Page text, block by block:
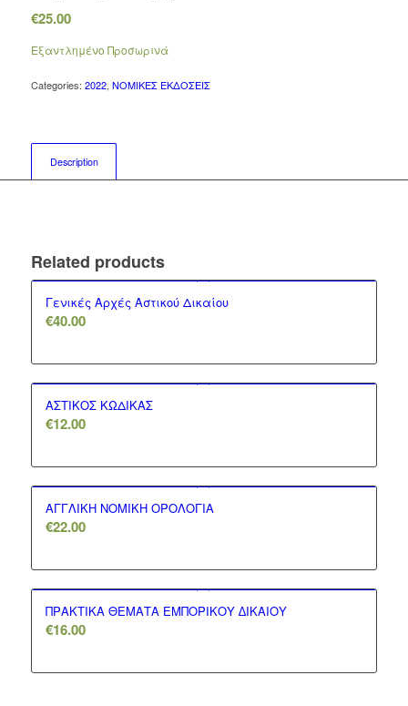
€25.00
Εξαντλημένο Προσωρινά
Categories: 2022, ΝΟΜΙΚΕΣ ΕΚΔΟΣΕΙΣ
Description
Related products
Γενικές Αρχές Αστικού Δικαίου
€40.00
ΑΣΤΙΚΟΣ ΚΩΔΙΚΑΣ
€12.00
ΑΓΓΛΙΚΗ ΝΟΜΙΚΗ ΟΡΟΛΟΓΙΑ
€22.00
ΠΡΑΚΤΙΚΑ ΘΕΜΑΤΑ ΕΜΠΟΡΙΚΟΥ ∆ΙΚΑΙΟΥ
€16.00